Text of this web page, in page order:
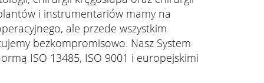
i instrumentariów mamy na
ale przede wszystkim
bezkompromisowo. Nasz System
ISO 13485, ISO 9001 i europejskimi